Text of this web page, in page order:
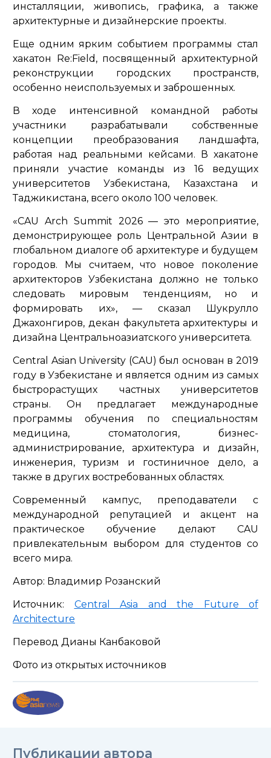
инсталляции, живопись, графика, а также
архитектурные и дизайнерские проекты.
Еще одним ярким событием программы стал
хакатон Re:Field, посвященный архитектурной
реконструкции городских пространств,
особенно неиспользуемых и заброшенных.
В ходе интенсивной командной работы
участники разрабатывали собственные
концепции преобразования ландшафта,
работая над реальными кейсами. В хакатоне
приняли участие команды из 16 ведущих
университетов Узбекистана, Казахстана и
Таджикистана, всего около 100 человек.
«CAU Arch Summit 2026 — это мероприятие,
демонстрирующее роль Центральной Азии в
глобальном диалоге об архитектуре и будущем
городов. Мы считаем, что новое поколение
архитекторов Узбекистана должно не только
следовать мировым тенденциям, но и
формировать их»,— сказал Шукрулло
Джахонгиров, декан факультета архитектуры и
дизайна Центральноазиатского университета.
Central Asian University (CAU) был основан в 2019
году в Узбекистане и является одним из самых
быстрорастущих частных университетов
страны. Он предлагает международные
программы обучения по специальностям
медицина, стоматология, бизнес-
администрирование, архитектура и дизайн,
инженерия, туризм и гостиничное дело, а
также в других востребованных областях.
Современный кампус, преподаватели с
международной репутацией и акцент на
практическое обучение делают CAU
привлекательным выбором для студентов со
всего мира.
Автор: Владимир Розанский
Источник: Central Asia and the Future of
Architecture
Перевод Дианы Канбаковой
Фото из открытых источников
Публикации автора